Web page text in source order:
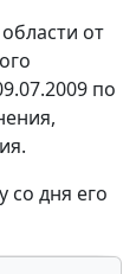
от
по
со дня его